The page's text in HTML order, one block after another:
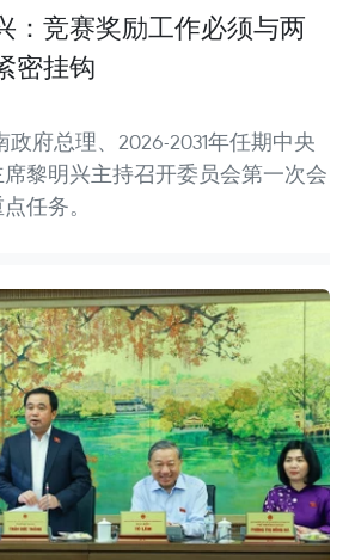
：竞赛奖励工作必须与两
密挂钩
政府总理、2026-2031年任期中央
黎明兴主持召开委员会第一次会
任务。